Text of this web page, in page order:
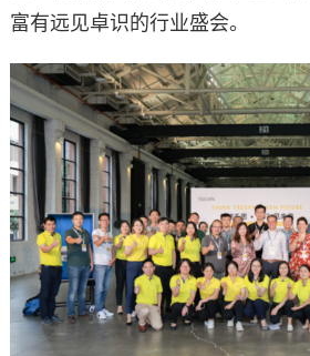
富有远见卓识的行业盛会。